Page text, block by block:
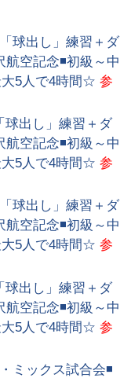
出し」練習＋ダ
空記念◾初級～中
大5人で4時間☆ 参
出し」練習＋ダ
空記念◾初級～中
大5人で4時間☆ 参
出し」練習＋ダ
空記念◾初級～中
大5人で4時間☆ 参
出し」練習＋ダ
空記念◾初級～中
大5人で4時間☆ 参
ックス試合会◾